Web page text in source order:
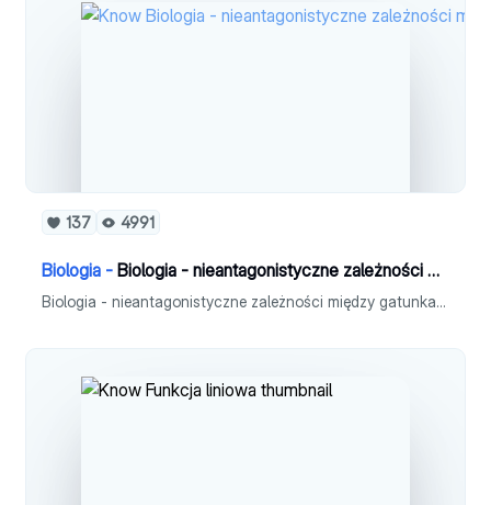
137 4991
Biologia - Biologia - nieantagonistyczne zależności między gatunkami
Biologia - nieantagonistyczne zależności między gatunkami